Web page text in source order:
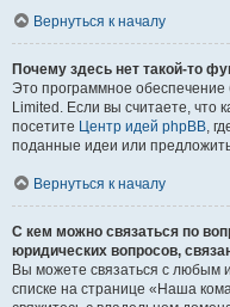
Вернуться к началу
Почему здесь нет такой-то
Это программное
Limited. Если вы считаете, что
посетите Центр идей phpBB,
поданные идеи или
Вернуться к началу
С кем можно связаться по
юридических вопросов,
Вы можете связаться с любым
списке на странице «Наша